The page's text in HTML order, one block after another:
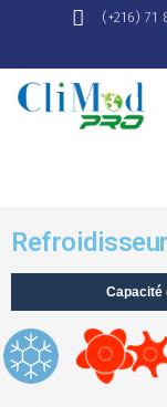
(+216) 71
Capacité